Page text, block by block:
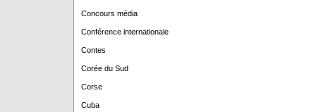
Concours média
Conférence internationale
Contes
Corée du Sud
Corse
Cuba